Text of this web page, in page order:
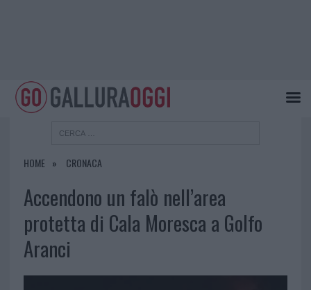
HOME CRONACA
Accendono un falò nell’area
protetta di Cala Moresca a Golfo
Aranci